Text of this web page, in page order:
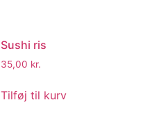
Sushi ris
35,00 kr.
Tilføj til kurv